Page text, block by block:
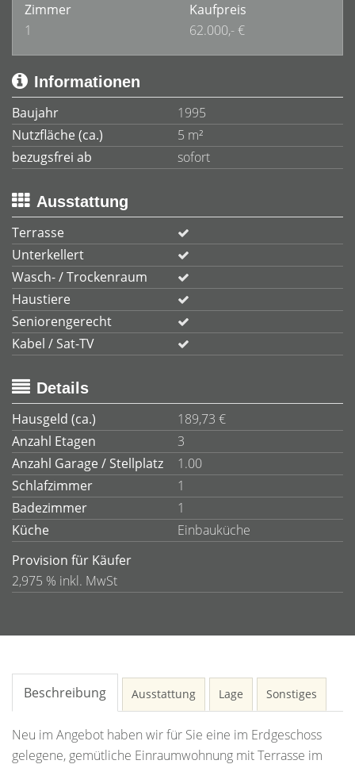
Zimmer
1
Kaufpreis
62.000,- €
Informationen
Baujahr
1995
Nutzfläche (ca.)
5 m²
bezugsfrei ab
sofort
Ausstattung
Terrasse
Unterkellert
Wasch- / Trockenraum
Haustiere
Seniorengerecht
Kabel / Sat-TV
Details
Hausgeld (ca.)
189,73 €
Anzahl Etagen
3
Anzahl Garage / Stellplatz
1.00
Schlafzimmer
1
Badezimmer
1
Küche
Einbauküche
Provision für Käufer
2,975 % inkl. MwSt
Beschreibung Ausstattung Lage Sonstiges
Neu im Angebot haben wir für Sie eine im Erdgeschoss
gelegene, gemütliche Einraumwohnung mit Terrasse im